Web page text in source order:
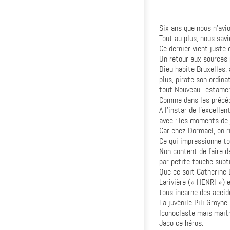
Six ans que nous
Tout au plus, nous
Ce dernier vient juste
Un retour aux
Dieu habite
plus, pirate son
tout Nouveau
Comme dans les
A l’instar de
avec : les moments
Car chez Dormael, on
Ce qui impressionne
Non content de faire
par petite touche
Que ce soit Catherine
Larivière (« HENRI »)
tous incarne des
La juvénile Pili
Iconoclaste mais
Jaco ce héros.